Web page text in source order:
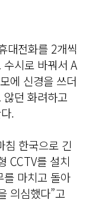
대전화를 2개씩
시로 바꿔서 A
에 신경을 쓰더
던 화려하고
.
침 한국으로 긴
CCTV를 설치
를 마치고 돌아
의심했다”고